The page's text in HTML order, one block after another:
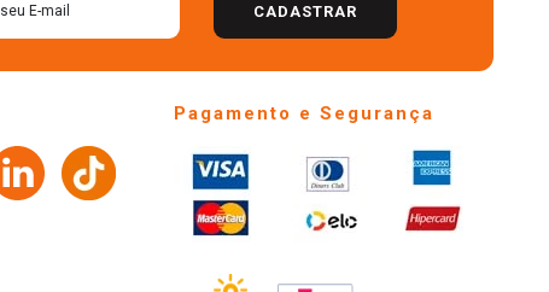
CADASTRAR
Pagamento e Segurança